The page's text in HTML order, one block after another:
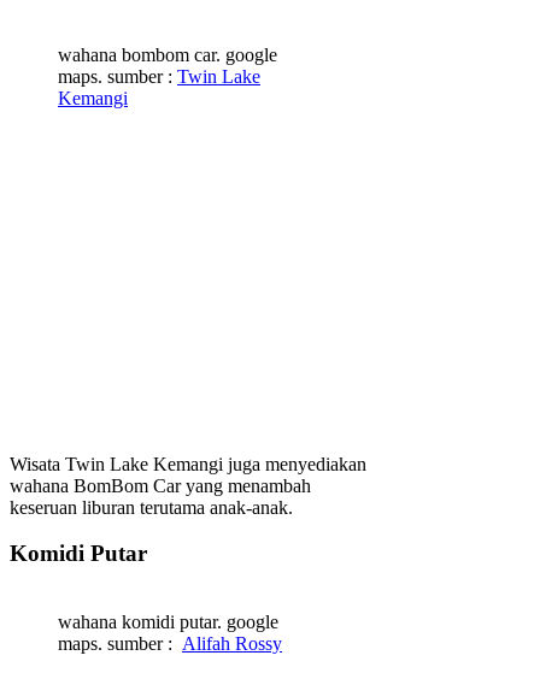
wahana bombom car. google
maps. sumber : Twin Lake
Kemangi
Wisata Twin Lake Kemangi juga menyediakan
wahana BomBom Car yang menambah
keseruan liburan terutama anak-anak.
Komidi Putar
wahana komidi putar. google
maps. sumber : Alifah Rossy